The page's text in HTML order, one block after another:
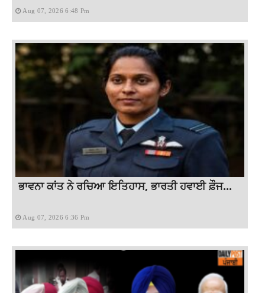
Aug 07, 2026 6:48 Pm
ਭਾਵਨਾ ਕਾਂਤ ਨੇ ਰਚਿਆ ਇਤਿਹਾਸ, ਭਾਰਤੀ ਹਵਾਈ ਫ਼ੌਜ...
Aug 07, 2026 6:36 Pm